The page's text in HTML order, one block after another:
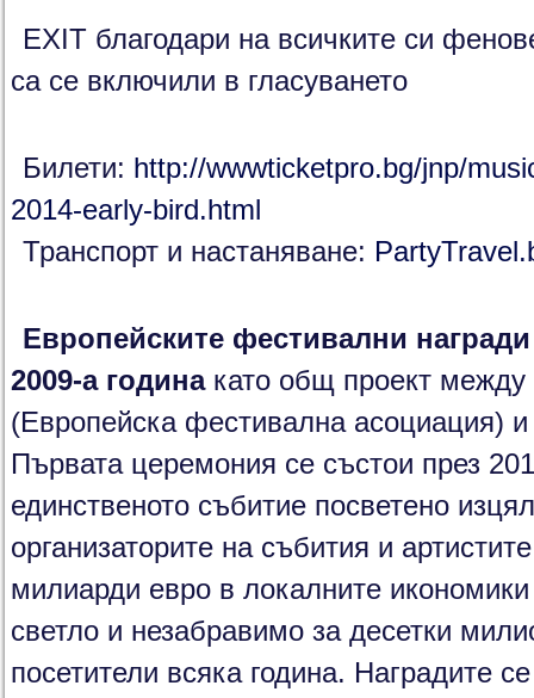
EXIT благодари на всичките си
са се включили в гласуването
Билети: http://wwwticketpro.bg/jnp/
2014-early-bird.html
Транспорт и настаняване:
Европейските фестивални
2009-а годинакато общ проект между
(Европейска фестивална асоциация)
Първата церемония се състои през
единственото събитие посветено
организаторите на събития и
милиарди евро в локалните
светло и незабравимо за десетки
посетители всяка година. Наградите